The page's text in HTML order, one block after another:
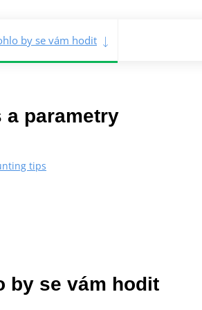
by se vám hodit
a parametry
tips
by se vám hodit